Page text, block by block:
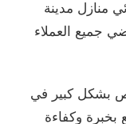
منازل مدينة
جميع العملاء
بشكل كبير في
بخبرة وكفاءة